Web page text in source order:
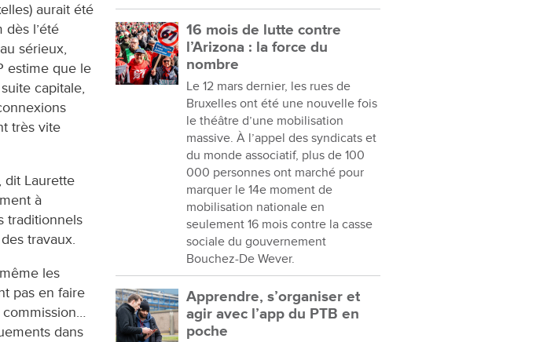
aurait été
l’été
sérieux,
estime que le
capitale,
très vite
dit Laurette
à
traditionnels
travaux.
les
pas en faire
commission…
dans
16 mois de lutte contre
l’Arizona : la force du
nombre
Le 12 mars dernier, les rues de
Bruxelles ont été une nouvelle fois
le théâtre d’une mobilisation
massive. À l’appel des syndicats et
du monde associatif, plus de 100
000 personnes ont marché pour
marquer le 14e moment de
mobilisation nationale en
seulement 16 mois contre la casse
sociale du gouvernement
Bouchez-De Wever.
Apprendre, s’organiser et
agir avec l’app du PTB en
poche